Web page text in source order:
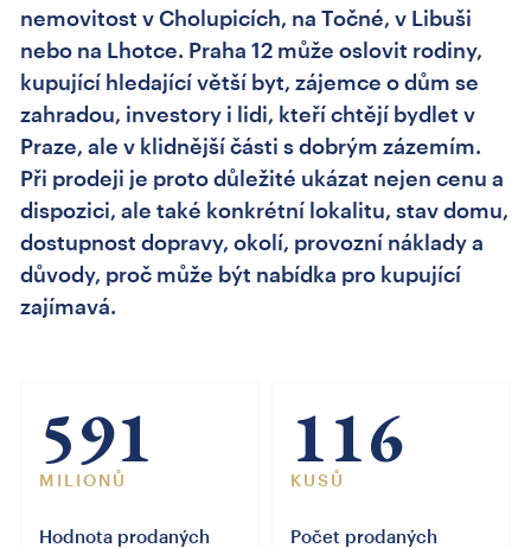
nemovitost v Cholupicích, na Točné, v Libuši
nebo na Lhotce. Praha 12 může oslovit rodiny,
kupující hledající větší byt, zájemce o dům se
zahradou, investory i lidi, kteří chtějí bydlet v
Praze, ale v klidnější části s dobrým zázemím.
Při prodeji je proto důležité ukázat nejen cenu a
dispozici, ale také konkrétní lokalitu, stav domu,
dostupnost dopravy, okolí, provozní náklady a
důvody, proč může být nabídka pro kupující
zajímavá.
591
MILIONŮ
Hodnota prodaných
116
KUSŮ
Počet prodaných